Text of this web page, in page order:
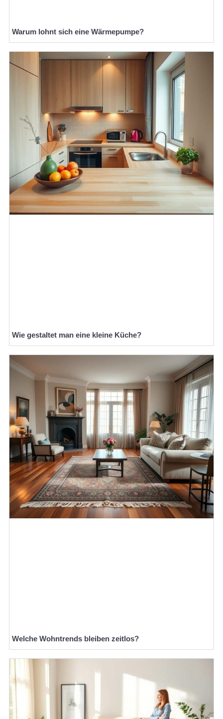
Warum lohnt sich eine Wärmepumpe?
Wie gestaltet man eine kleine Küche?
Welche Wohntrends bleiben zeitlos?